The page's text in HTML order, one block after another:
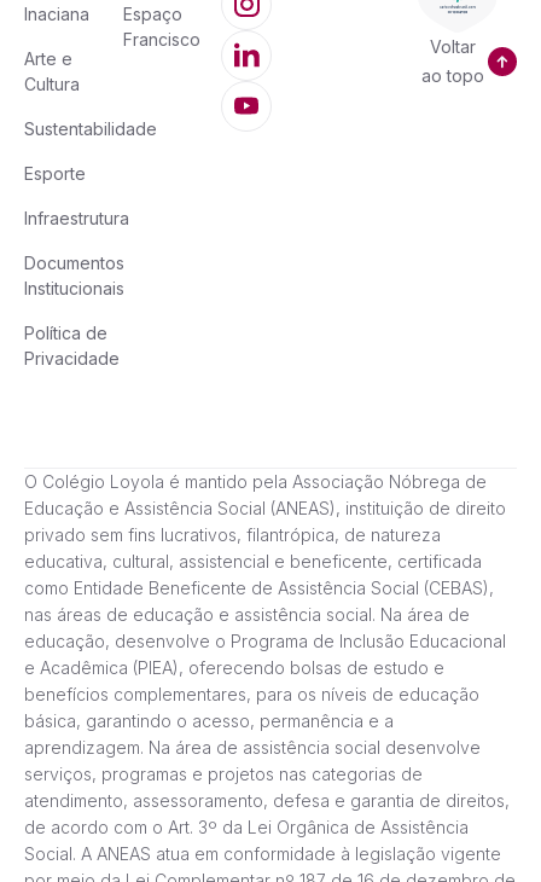
Inaciana
Arte e
Cultura
Sustentabilidade
Esporte
Infraestrutura
Documentos
Institucionais
Política de
Privacidade
Espaço
Francisco
Voltar
ao topo
O Colégio Loyola é mantido pela Associação Nóbrega de
Educação e Assistência Social (ANEAS), instituição de direito
privado sem fins lucrativos, filantrópica, de natureza
educativa, cultural, assistencial e beneficente, certificada
como Entidade Beneficente de Assistência Social (CEBAS),
nas áreas de educação e assistência social. Na área de
educação, desenvolve o Programa de Inclusão Educacional
e Acadêmica (PIEA), oferecendo bolsas de estudo e
benefícios complementares, para os níveis de educação
básica, garantindo o acesso, permanência e a
aprendizagem. Na área de assistência social desenvolve
serviços, programas e projetos nas categorias de
atendimento, assessoramento, defesa e garantia de direitos,
de acordo com o Art. 3º da Lei Orgânica de Assistência
Social. A ANEAS atua em conformidade à legislação vigente